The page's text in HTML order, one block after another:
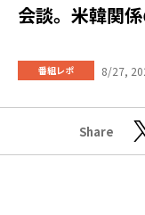
会談。米韓関
番組レポ 8/27,
Share